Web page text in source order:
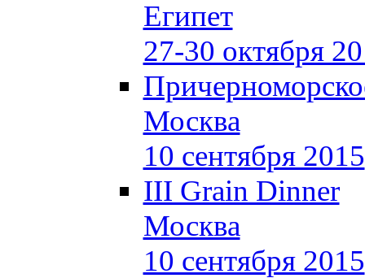
Египет
27-30 октября
Москва
10 сентября 2015
III Grain Dinner
Москва
10 сентября 2015